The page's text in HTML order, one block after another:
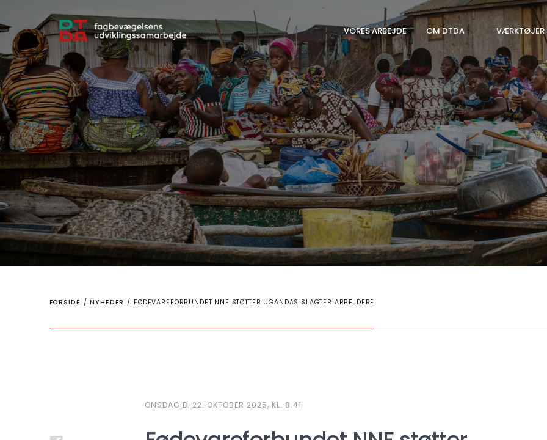
VORES ARBEJDE OM DTDA VÆRKTØJER
FORSIDE / NYHEDER / FØDEVAREFORBUNDET NNF STØTTER UGANDAS SLAGTERIARBEJDERE
ONSDAG D. 22. OKTOBER 2025, KL. 8.41